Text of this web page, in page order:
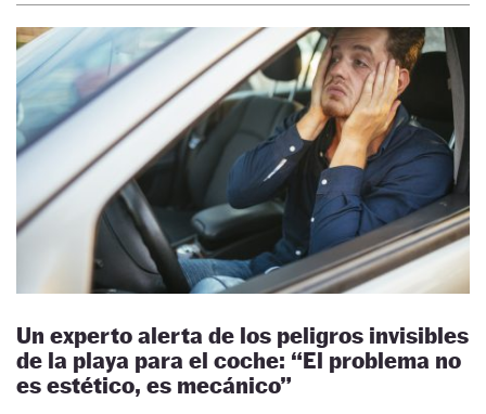
Un experto alerta de los peligros invisibles
de la playa para el coche: “El problema no
es estético, es mecánico”